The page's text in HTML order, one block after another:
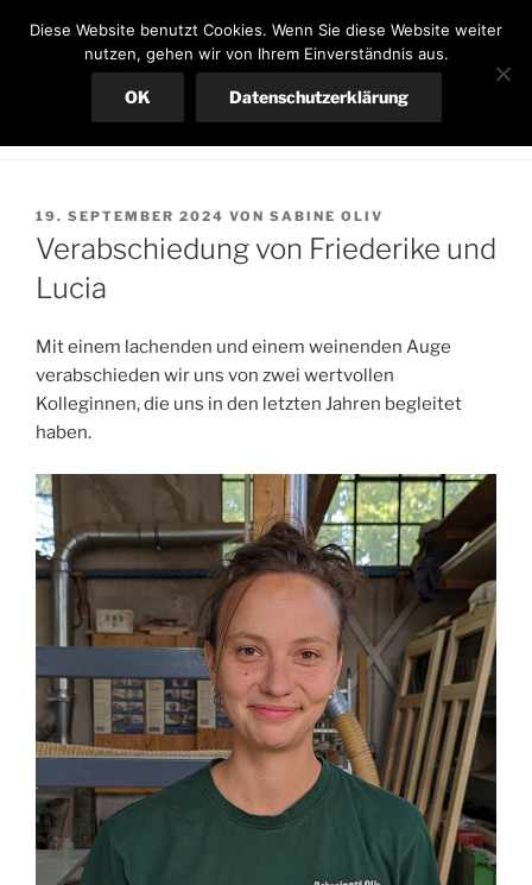
InhaltSCHREINEREI OLIV
Ihre Schreinerei in Neuried
Menü
VERÖFFENTLICHT
AM
19. SEPTEMBER 2024 VON SABINE OLIV
Verabschiedung von Friederike und
Lucia
Mit einem lachenden und einem weinenden Auge
verabschieden wir uns von zwei wertvollen
Kolleginnen, die uns in den letzten Jahren begleitet
haben.
Diese Website benutzt Cookies. Wenn Sie diese Website weiter
nutzen, gehen wir von Ihrem Einverständnis aus.
OK Datenschutzerklärung